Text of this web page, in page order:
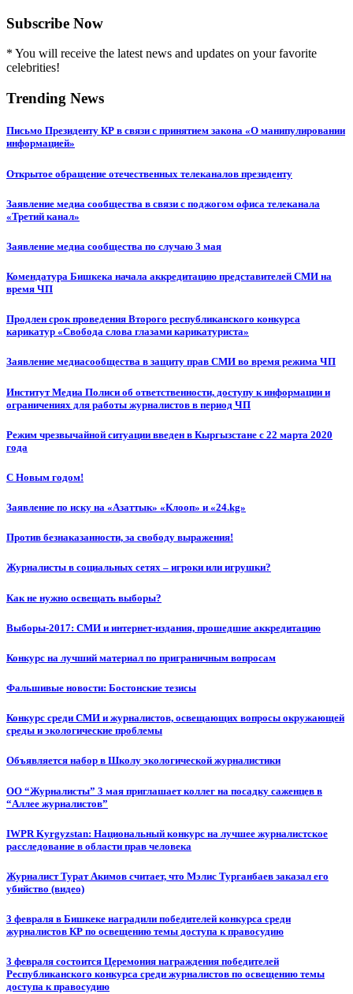
Subscribe Now
* You will receive the latest news and updates on your favorite
celebrities!
Trending News
Письмо Президенту КР в связи с принятием закона «О манипулировании
информацией»
Открытое обращение отечественных телеканалов президенту
Заявление медиа сообщества в связи с поджогом офиса телеканала
«Третий канал»
Заявление медиа сообщества по случаю 3 мая
Комендатура Бишкека начала аккредитацию представителей СМИ на
время ЧП
Продлен срок проведения Второго республиканского конкурса
карикатур «Свобода слова глазами карикатуриста»
Заявление медиасообщества в защиту прав СМИ во время режима ЧП
Институт Медиа Полиси об ответственности, доступу к информации и
ограничениях для работы журналистов в период ЧП
Режим чрезвычайной ситуации введен в Кыргызстане с 22 марта 2020
года
С Новым годом!
Заявление по иску на «Азаттык» «Клооп» и «24.kg»
Против безнаказанности, за свободу выражения!
Журналисты в социальных сетях – игроки или игрушки?
Как не нужно освещать выборы?
Выборы-2017: СМИ и интернет-издания, прошедшие аккредитацию
Конкурс на лучший материал по приграничным вопросам
Фальшивые новости: Бостонские тезисы
Конкурс среди СМИ и журналистов, освещающих вопросы окружающей
среды и экологические проблемы
Объявляется набор в Школу экологической журналистики
ОО “Журналисты” 3 мая приглашает коллег на посадку саженцев в
“Аллее журналистов”
IWPR Kyrgyzstan: Национальный конкурс на лучшее журналистское
расследование в области прав человека
Журналист Турат Акимов считает, что Мэлис Турганбаев заказал его
убийство (видео)
3 февраля в Бишкеке наградили победителей конкурса среди
журналистов КР по освещению темы доступа к правосудию
3 февраля состоится Церемония награждения победителей
Республиканского конкурса среди журналистов по освещению темы
доступа к правосудию